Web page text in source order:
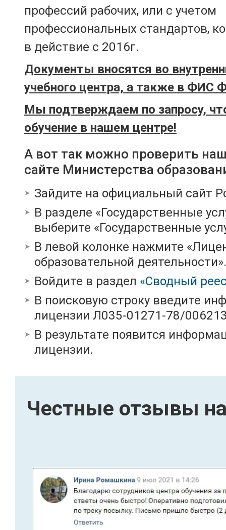
профессий рабочих, или с учетом
профессиональных стандартов,
в действие с 2016г.
Документы вносятся во
учебного центра, а также в ФИС
Мы подтверждаем по запросу,
обучение в нашем центре!
А вот так можно проверить
сайте Министерства
Зайдите на официальный сайт
В разделе «Государственные
выберите «Государственные
В левой колонке нажмите
образовательной деятельности».
Войдите в раздел «Сводный
В поисковую строку введите
лицензии Л035-01271-78/
В результате появится
лицензии.
Честные отзывы